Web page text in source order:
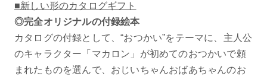
■新しい形のカタログギフト
◎完全オリジナルの付録絵本
カタログの付録として、“おつかい”をテーマに、主人公
のキャラクター「マカロン」が初めてのおつかいで頼
まれたものを選んで、おじいちゃんおばあちゃんのお